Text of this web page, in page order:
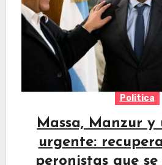
Politica
Massa, Manzur y
urgente:
peronistas que